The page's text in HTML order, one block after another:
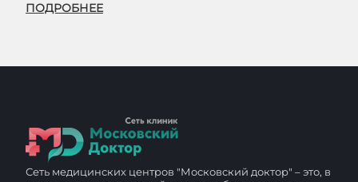
ПОДРОБНЕЕ
Сеть медицинских центров "Московский доктор" – это, в